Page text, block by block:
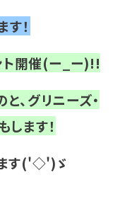
！
ト開催(ー_ー)!!
、グリニーズ・
ます！
す('◇')ゞ